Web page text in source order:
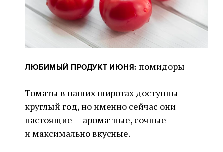
ЛЮБИМЫЙ ПРОДУКТ ИЮНЯ: помидоры
Томаты в наших широтах доступны
круглый год, но именно сейчас они
настоящие — ароматные, сочные
и максимально вкусные.